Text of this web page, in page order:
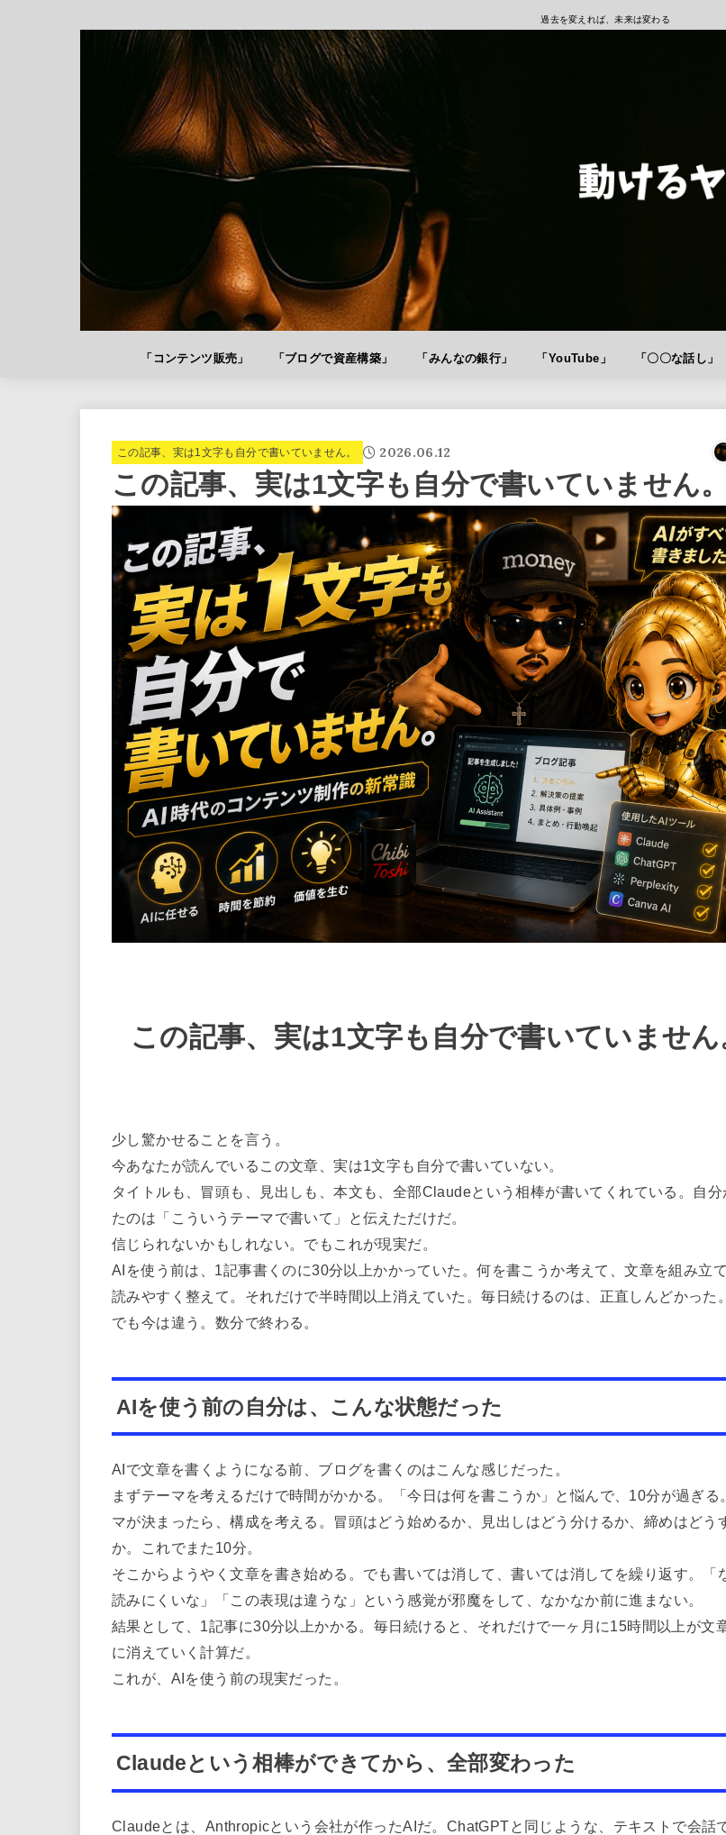
過去を変えれば、未来は変わる
「コンテンツ販売」 「ブログで資産構築」 「みんなの銀行」 「YouTube」 「〇〇な話し」
この記事、実は1文字も自分で書いていません。 2026.06.12
この記事、実は1文字も自分で書いていません。
この記事、実は1文字も自分で書いていません
少し驚かせることを言う。
今あなたが読んでいるこの文章、実は1文字も自分で書いていない。
タイトルも、冒頭も、見出しも、本文も、全部Claudeという相棒が書いてくれている。自分
たのは「こういうテーマで書いて」と伝えただけだ。
信じられないかもしれない。でもこれが現実だ。
AIを使う前は、1記事書くのに30分以上かかっていた。何を書こうか考えて、文章を組み立て
読みやすく整えて。それだけで半時間以上消えていた。毎日続けるのは、正直しんどかった。
でも今は違う。数分で終わる。
AIを使う前の自分は、こんな状態だった
AIで文章を書くようになる前、ブログを書くのはこんな感じだった。
まずテーマを考えるだけで時間がかかる。「今日は何を書こうか」と悩んで、10分が過ぎる
マが決まったら、構成を考える。冒頭はどう始めるか、見出しはどう分けるか、締めはどう
か。これでまた10分。
そこからようやく文章を書き始める。でも書いては消して、書いては消してを繰り返す。「
読みにくいな」「この表現は違うな」という感覚が邪魔をして、なかなか前に進まない。
結果として、1記事に30分以上かかる。毎日続けると、それだけで一ヶ月に15時間以上が文
に消えていく計算だ。
これが、AIを使う前の現実だった。
Claudeという相棒ができてから、全部変わった
Claudeとは、Anthropicという会社が作ったAIだ。ChatGPTと同じような、テキストで会話